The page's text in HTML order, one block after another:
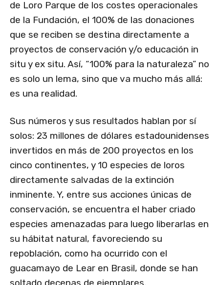
de Loro Parque de los costes operacionales
de la Fundación, el 100% de las donaciones
que se reciben se destina directamente a
proyectos de conservación y/o educación in
situ y ex situ. Así, “100% para la naturaleza” no
es solo un lema, sino que va mucho más allá:
es una realidad.
Sus números y sus resultados hablan por sí
solos: 23 millones de dólares estadounidenses
invertidos en más de 200 proyectos en los
cinco continentes, y 10 especies de loros
directamente salvadas de la extinción
inminente. Y, entre sus acciones únicas de
conservación, se encuentra el haber criado
especies amenazadas para luego liberarlas en
su hábitat natural, favoreciendo su
repoblación, como ha ocurrido con el
guacamayo de Lear en Brasil, donde se han